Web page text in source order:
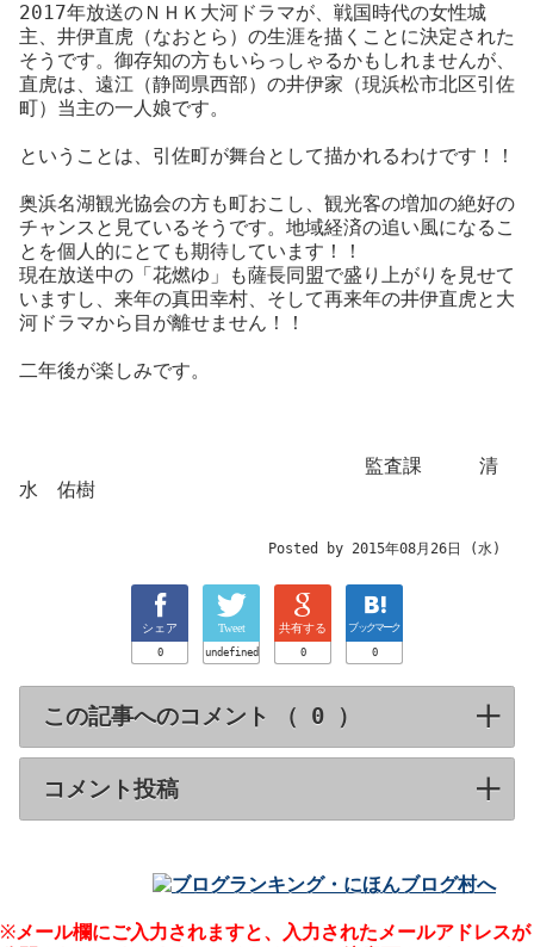
2017年放送のＮＨＫ大河ドラマが、戦国時代の女性城
主、井伊直虎（なおとら）の生涯を描くことに決定された
そうです。御存知の方もいらっしゃるかもしれませんが、
直虎は、遠江（静岡県西部）の井伊家（現浜松市北区引佐
町）当主の一人娘です。
ということは、引佐町が舞台として描かれるわけです！！
奥浜名湖観光協会の方も町おこし、観光客の増加の絶好の
チャンスと見ているそうです。地域経済の追い風になるこ
とを個人的にとても期待しています！！
現在放送中の「花燃ゆ」も薩長同盟で盛り上がりを見せて
いますし、来年の真田幸村、そして再来年の井伊直虎と大
河ドラマから目が離せません！！
二年後が楽しみです。
監査課 清
水 佑樹
Posted by 2015年08月26日 (水)
シェア
0
Tweet
undefined
共有する
0
ブックマーク
0
この記事へのコメント （ ） click to
コメント投稿click to expand contents
※メール欄にご入力されますと、入力された メールアドレスが